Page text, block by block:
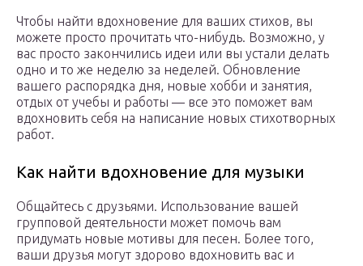
Чтобы найти вдохновение для ваших стихов, вы
можете просто прочитать что-нибудь. Возможно, у
вас просто закончились идеи или вы устали делать
одно и то же неделю за неделей. Обновление
вашего распорядка дня, новые хобби и занятия,
отдых от учебы и работы — все это поможет вам
вдохновить себя на написание новых стихотворных
работ.
Как найти вдохновение для музыки
Общайтесь с друзьями. Использование вашей
групповой деятельности может помочь вам
придумать новые мотивы для песен. Более того,
ваши друзья могут здорово вдохновить вас и